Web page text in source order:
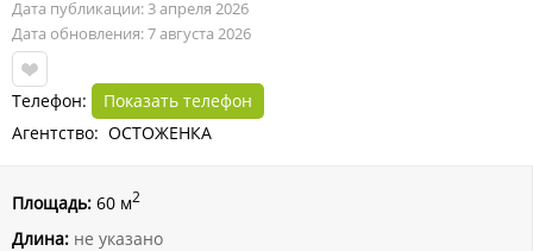
Дата публикации: 3 апреля 2026
Дата обновления: 7 августа 2026
Телефон:
Показать телефон
Агентство: ОСТОЖЕНКА
Площадь: 60 м2
Длина: не указано